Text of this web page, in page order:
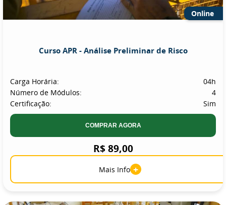
Online
Curso APR - Análise Preliminar de Risco
Carga Horária:
04h
Número de Módulos:
4
Certificação:
Sim
COMPRAR AGORA
R$ 89,00
Mais Info +